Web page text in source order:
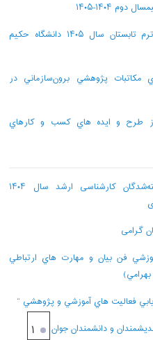
۱۴۰۴-۱۴۰۵
اطلاعیه برگزاری ترم تابستان سال ۱۴۰۵ دانشگاه حکیم
مکاتبات پژوهشي برون‌سازماني در
طرح و ايده هاي کسب و کارهاي
قابل توجه پذیرفته‌شدگان کارشناسی ارشد سال ۱۴۰۴
گرامی
فن بيان و مهارت هاي ارتباطي
فعاليت هاي آموزشي و پژوهشي “
و دانشمندان جوان
۱